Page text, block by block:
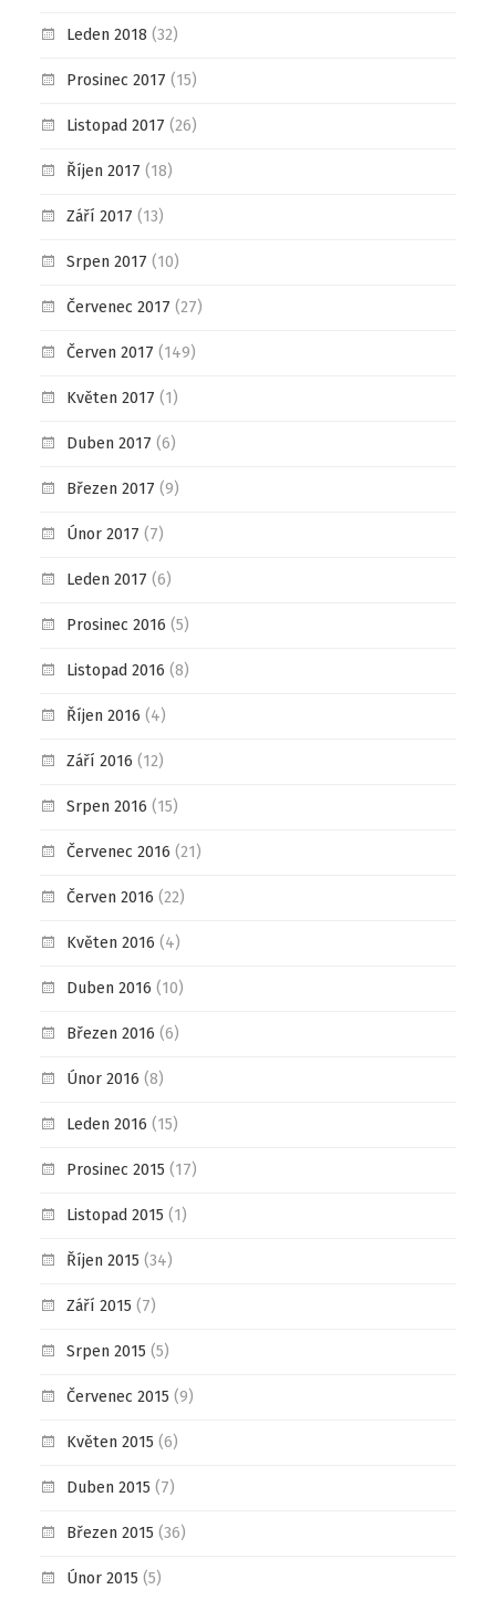
Leden 2018 (32)
Prosinec 2017 (15)
Listopad 2017 (26)
Říjen 2017 (18)
Září 2017 (13)
Srpen 2017 (10)
Červenec 2017 (27)
Červen 2017 (149)
Květen 2017 (1)
Duben 2017 (6)
Březen 2017 (9)
Únor 2017 (7)
Leden 2017 (6)
Prosinec 2016 (5)
Listopad 2016 (8)
Říjen 2016 (4)
Září 2016 (12)
Srpen 2016 (15)
Červenec 2016 (21)
Červen 2016 (22)
Květen 2016 (4)
Duben 2016 (10)
Březen 2016 (6)
Únor 2016 (8)
Leden 2016 (15)
Prosinec 2015 (17)
Listopad 2015 (1)
Říjen 2015 (34)
Září 2015 (7)
Srpen 2015 (5)
Červenec 2015 (9)
Květen 2015 (6)
Duben 2015 (7)
Březen 2015 (36)
Únor 2015 (5)